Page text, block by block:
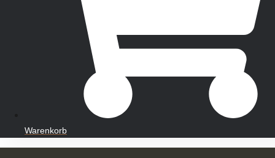
Warenkorb